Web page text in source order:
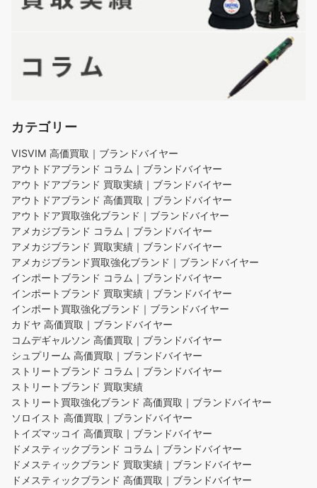
カテゴリー
VISVIM 高価買取｜ブランドバイヤー
アウトドアブランド コラム｜ブランドバイヤー
アウトドアブランド 買取実績｜ブランドバイヤー
アウトドアブランド 高価買取｜ブランドバイヤー
アウトドア買取強化ブランド｜ブランドバイヤー
アメカジブランド コラム｜ブランドバイヤー
アメカジブランド 買取実績｜ブランドバイヤー
アメカジブランド買取強化ブランド｜ブランドバイヤー
インポートブランド コラム｜ブランドバイヤー
インポートブランド 買取実績｜ブランドバイヤー
インポート買取強化ブランド｜ブランドバイヤー
カドヤ 高価買取｜ブランドバイヤー
コムデギャルソン 高価買取｜ブランドバイヤー
シュプリーム 高価買取｜ブランドバイヤー
ストリートブランド コラム｜ブランドバイヤー
ストリートブランド 買取実績
ストリート買取強化ブランド 高価買取｜ブランドバイヤー
ソロイスト 高価買取｜ブランドバイヤー
トイズマッコイ 高価買取｜ブランドバイヤー
ドメスティックブランド コラム｜ブランドバイヤー
ドメスティックブランド 買取実績｜ブランドバイヤー
ドメスティックブランド 高価買取｜ブランドバイヤー